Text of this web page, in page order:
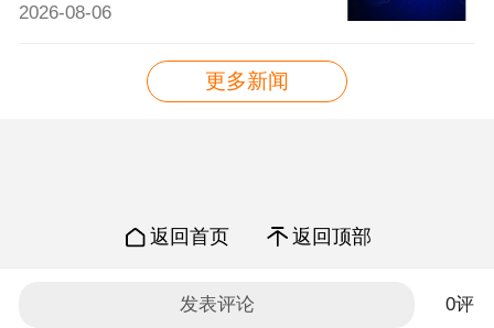
2026-08-06
更多新闻
发表评论 0评
返回首页 返回顶部
CNC机床网手机版 版权所有